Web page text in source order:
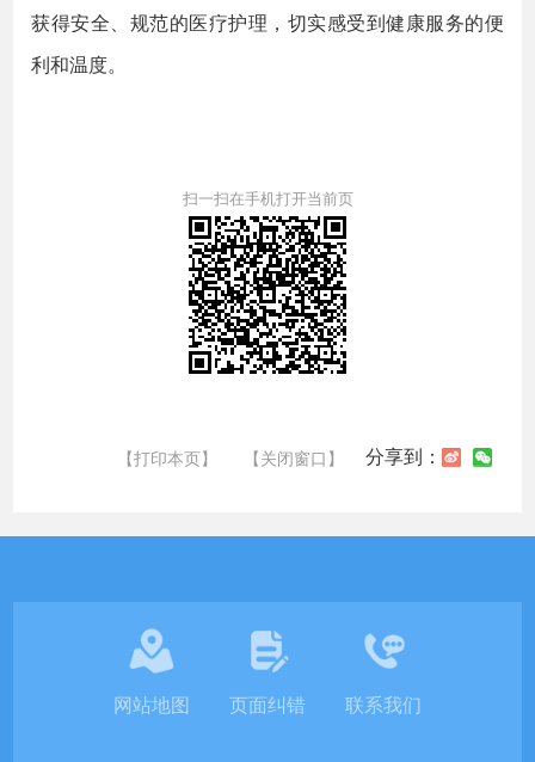
获得安全、规范的医疗护理，切实感受到健康服务的便
利和温度。
扫一扫在手机打开当前页
【打印本页】 【关闭窗口】 分享到：
网站地图 页面纠错 联系我们